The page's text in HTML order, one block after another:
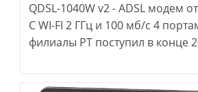
QDSL-1040W v2 - ADSL модем
С WI-FI 2 ГГц и 100 мб/с 4
филиалы РТ поступил в конце